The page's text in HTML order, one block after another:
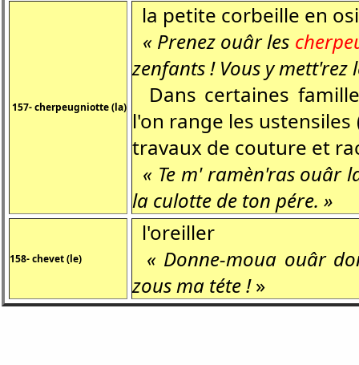
157- cherpeugniotte (la)
la petite corbeille en
« Prenez ouâr les
zenfants ! Vous y
Dans certaines
l'on range les
travaux de couture et
« Te m' ramèn'ras ouâr
la culotte de ton pére. »
158- chevet (le)
l'oreiller
« Donne-moua ouâr
zous ma téte !»